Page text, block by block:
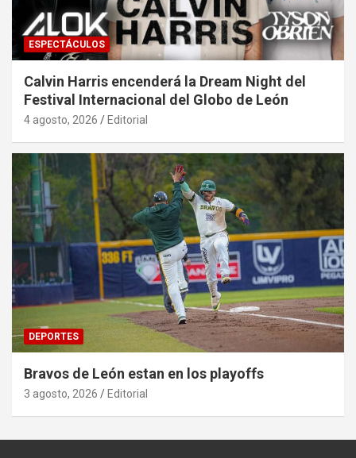
ESPECTÁCULOS
Calvin Harris encenderá la Dream Night del
Festival Internacional del Globo de León
4 agosto, 2026 Editorial
DEPORTES
Bravos de León estan en los playoffs
3 agosto, 2026 Editorial